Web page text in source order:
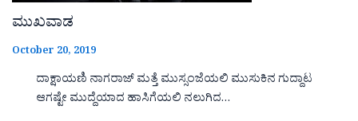
ಮುಖವಾಡ
October 20, 2019
ದಾಕ್ಷಾಯಣಿ ನಾಗರಾಜ್ ಮತ್ತೆ ಮುಸ್ಸಂಜೆಯಲಿ ಮುಸುಕಿನ ಗುದ್ದಾಟ
ಆಗಷ್ಟೇ ಮುದ್ದೆಯಾದ ಹಾಸಿಗೆಯಲಿ ನಲುಗಿದ…